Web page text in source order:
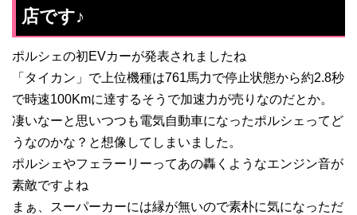
店です♪
ポルシェの初EVカーが発表されましたね
「タイカン」で上位機種は761馬力で停止状態から約2.8秒
で時速100Kmに達するそうで加速力が売りなのだとか。
凄いなーと思いつつも電気自動車になったポルシェってど
うなのかな？と想像してしまいました。
ポルシェやフェラーリーってあの轟くようなエンジン音が
素敵ですよね
まぁ、スーパーカーには縁が無いので素朴に気になっただ